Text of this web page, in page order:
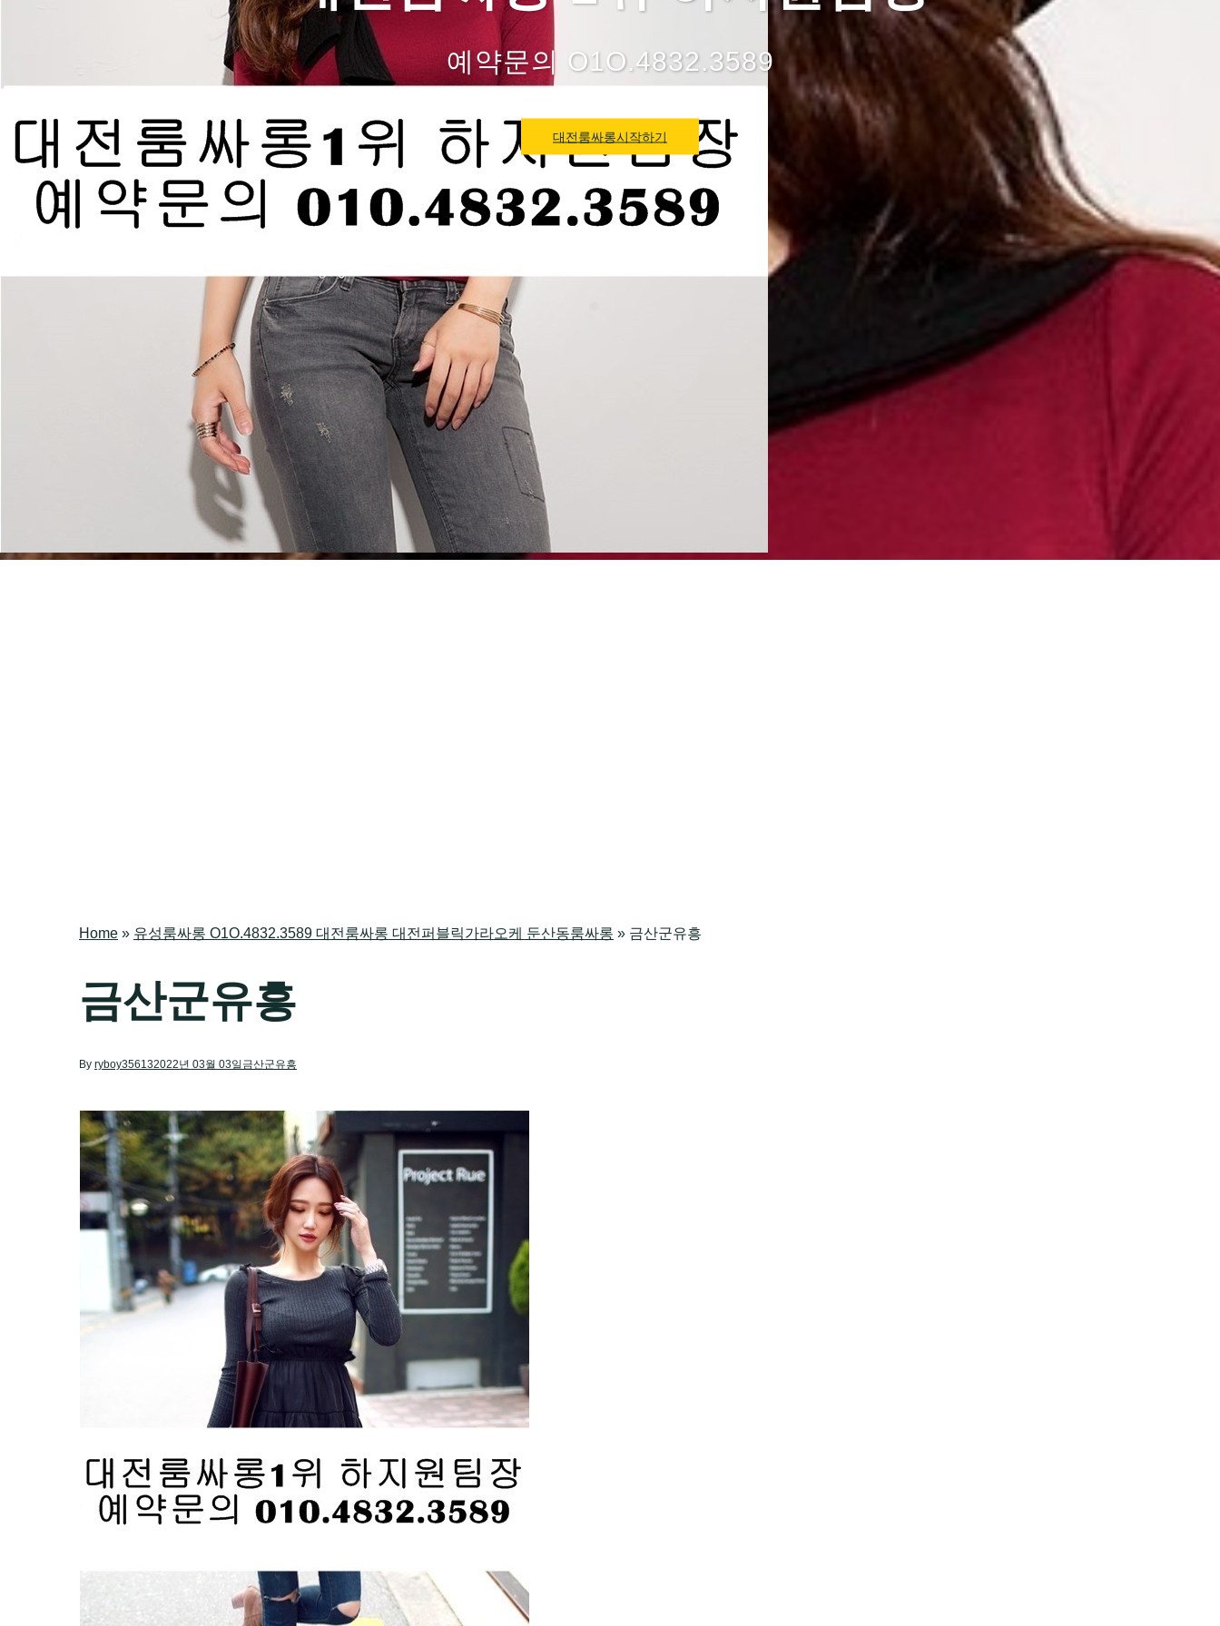
예약문의 O1O.4832.3589
대전룸싸롱시작하기
Home » 유성룸싸롱 O1O.4832.3589 대전룸싸롱 대전퍼블릭가라오케 둔산동룸싸롱 » 금산군유흥
금산군유흥
By ryboy356132022년 03월 03일 금산군유흥